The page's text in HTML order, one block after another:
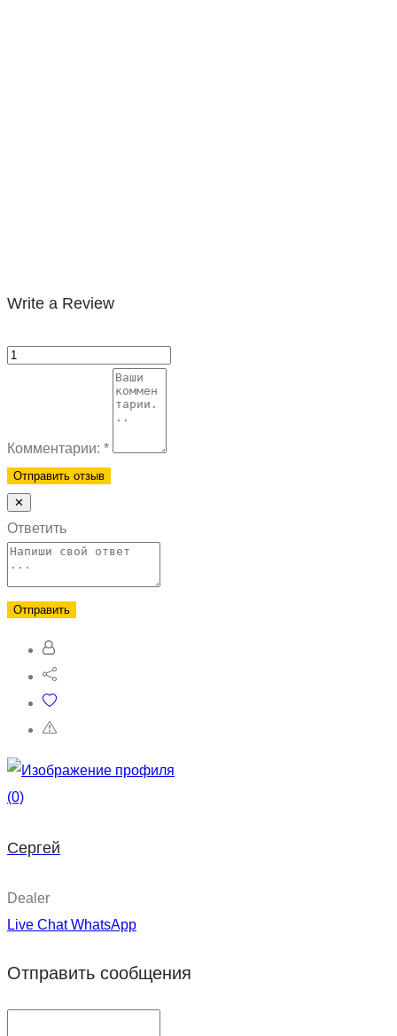
Write a Review
Комментарии: *
✕
Ответить
(0)
Сергей
Dealer
Live Chat WhatsApp
Отправить сообщения